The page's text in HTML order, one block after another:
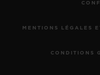
MENTIONS LÉGALES
CONDITIONS